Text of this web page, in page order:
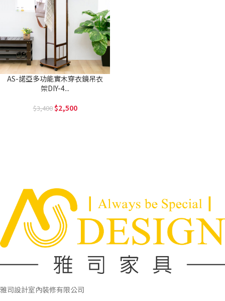
AS-諾亞多功能實木穿衣鏡吊衣
架DIY-4...
3,400 2,500
雅司設計室內裝修有限公司